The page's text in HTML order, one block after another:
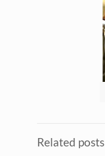
Related posts